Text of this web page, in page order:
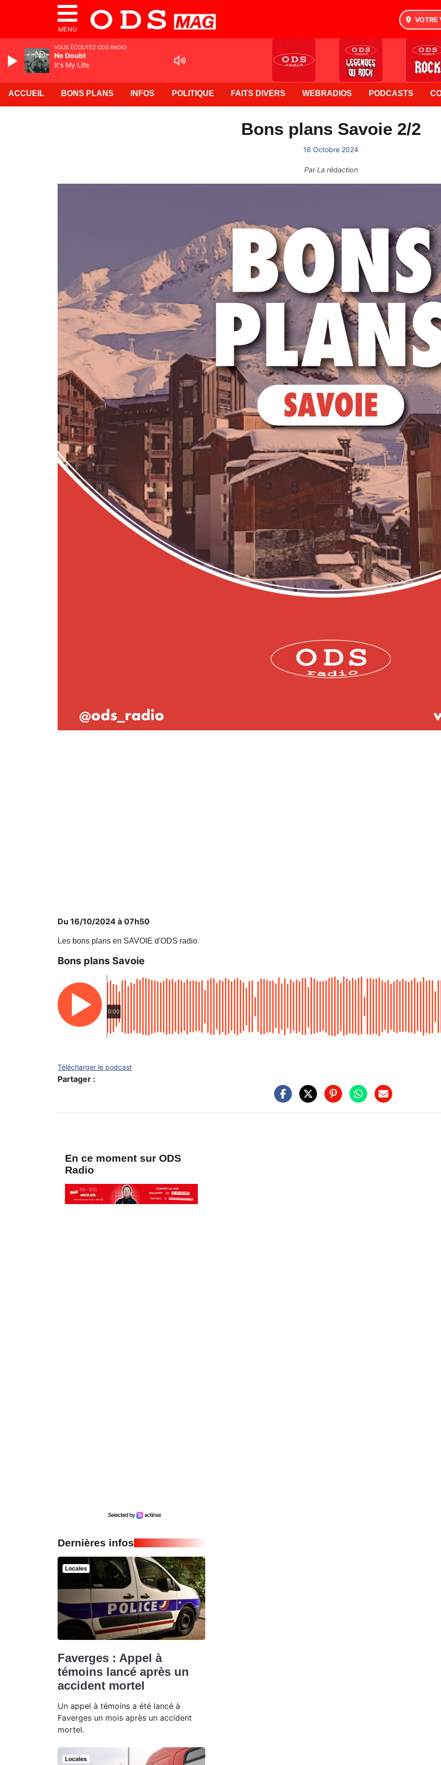
MENU
VOTRE
ACCUEIL BONS PLANS INFOS POLITIQUE FAITS DIVERS WEBRADIOS PODCASTS
Bons plans Savoie 2/2
16 Octobre 2024
ParLa rédaction
Du 16/10/2024 à 07h50
Les bons plans en SAVOIE d'ODS radio
Bons plans Savoie
0:00
Télécharger le podcast
Partager :
En ce moment sur ODS
Radio
Dernières infos
Locales
Faverges : Appel à
témoins lancé après un
accident mortel
Un appel à témoins a été lancé à
Faverges un mois après un accident
mortel.
Locales
VOUS ÉCOUTEZ ODS RADIO
No Doubt
It's My Life